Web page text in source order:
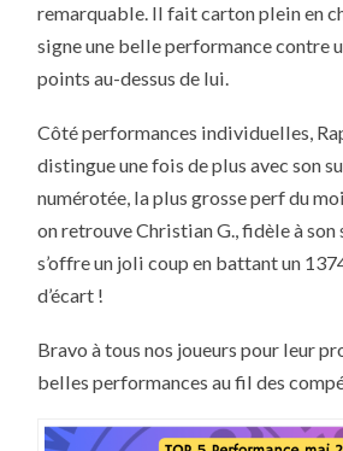
remarquable. Il fait carton plein en
signe une belle performance contre
points au-dessus de lui.
Côté performances individuelles,
distingue une fois de plus avec son
numérotée, la plus grosse perf du
on retrouve Christian G., fidèle à
s’offre un joli coup en battant un
d’écart !
Bravo à tous nos joueurs pour leur
belles performances au fil des